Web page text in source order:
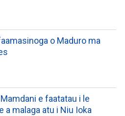
o Maduro ma
e faatatau i le
a malaga atu i Niu Ioka